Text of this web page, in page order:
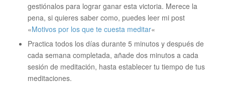
gestiónalos para lograr ganar esta victoria. Merece la
pena, si quieres saber como, puedes leer mi post
«Motivos por los que te cuesta meditar«
Practica todos los días durante 5 minutos y después de
cada semana completada, añade dos minutos a cada
sesión de meditación, hasta establecer tu tiempo de tus
meditaciones.